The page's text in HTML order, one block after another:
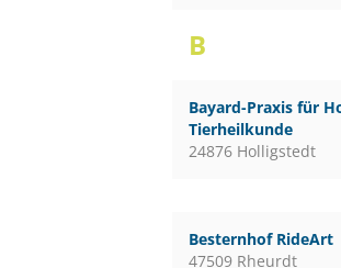
B
Bayard-Praxis für
Tierheilkunde
24876 Holligstedt
Besternhof RideArt
47509 Rheurdt